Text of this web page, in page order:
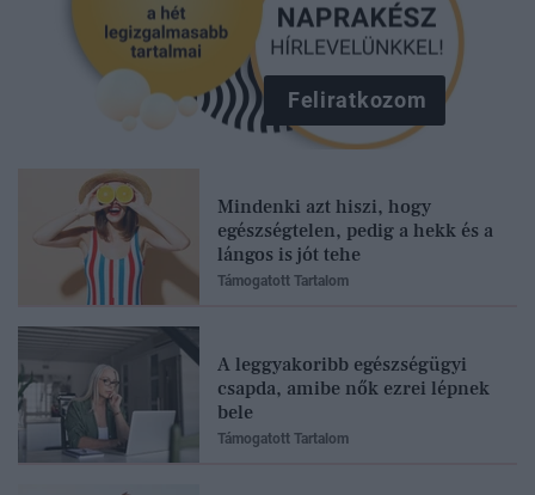
Feliratkozom
Mindenki azt hiszi, hogy
egészségtelen, pedig a hekk és a
lángos is jót tehe
Támogatott Tartalom
A leggyakoribb egészségügyi
csapda, amibe nők ezrei lépnek
bele
Támogatott Tartalom